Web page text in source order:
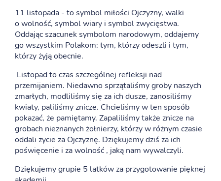
11 listopada - to symbol miłości Ojczyzny, walki
o wolność, symbol wiary i symbol zwycięstwa.
Oddając szacunek symbolom narodowym, oddajemy
go wszystkim Polakom: tym, którzy odeszli i tym,
którzy żyją obecnie.
Listopad to czas szczególnej refleksji nad
przemijaniem. Niedawno sprzątaliśmy groby naszych
zmarłych, modliliśmy się za ich dusze, zanosiliśmy
kwiaty, paliliśmy znicze. Chcieliśmy w ten sposób
pokazać, że pamiętamy. Zapaliliśmy także znicze na
grobach nieznanych żołnierzy, którzy w różnym czasie
oddali życie za Ojczyznę. Dziękujemy dziś za ich
poświęcenie i za wolność , jaką nam wywalczyli.
Dziękujemy grupie 5 latków za przygotowanie pięknej